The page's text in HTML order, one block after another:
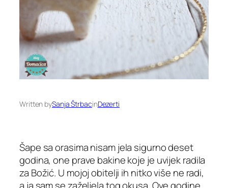
Written bySanja ŠtrbacinDezerti
Šape sa orasima nisam jela sigurno deset
godina, one prave bakine koje je uvijek radila
za Božić. U mojoj obitelji ih nitko više ne radi,
a ja sam se zaželjela tog okusa. Ove godine